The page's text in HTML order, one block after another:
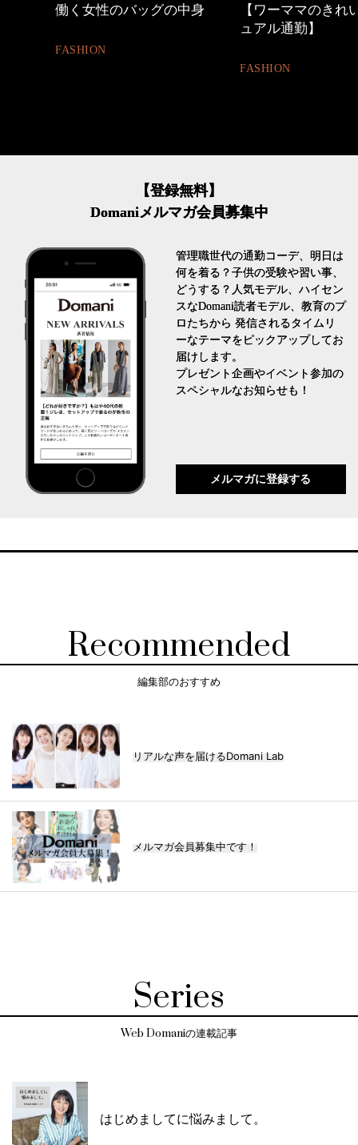
【ワーママのきれいめカジ
心地よくいられる
とは
FASHION
【登録無料】
Domaniメルマガ会員募集中
管理職世代の通勤コーデ、明日は
何を着る？子供の受験や習い事、
どうする？人気モデル、ハイセン
スなDomani読者モデル、教育のプ
ロたちから 発信されるタイムリ
ーなテーマをピックアップしてお
届けします。
プレゼント企画やイベント参加の
スペシャルなお知らせも！
メルマガに登録する
Recommended
編集部のおすすめ
リアルな声を届けるDomani Lab
メルマガ会員募集中です！
Series
Web Domaniの連載記事
はじめましてに悩みまして。